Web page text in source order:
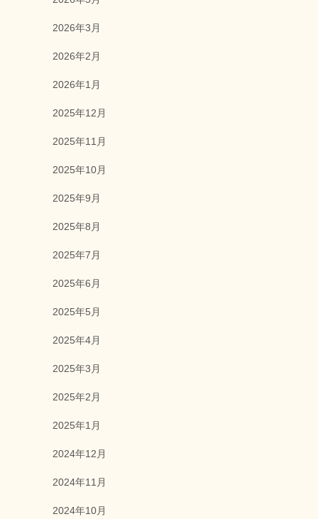
2026年3月
2026年2月
2026年1月
2025年12月
2025年11月
2025年10月
2025年9月
2025年8月
2025年7月
2025年6月
2025年5月
2025年4月
2025年3月
2025年2月
2025年1月
2024年12月
2024年11月
2024年10月